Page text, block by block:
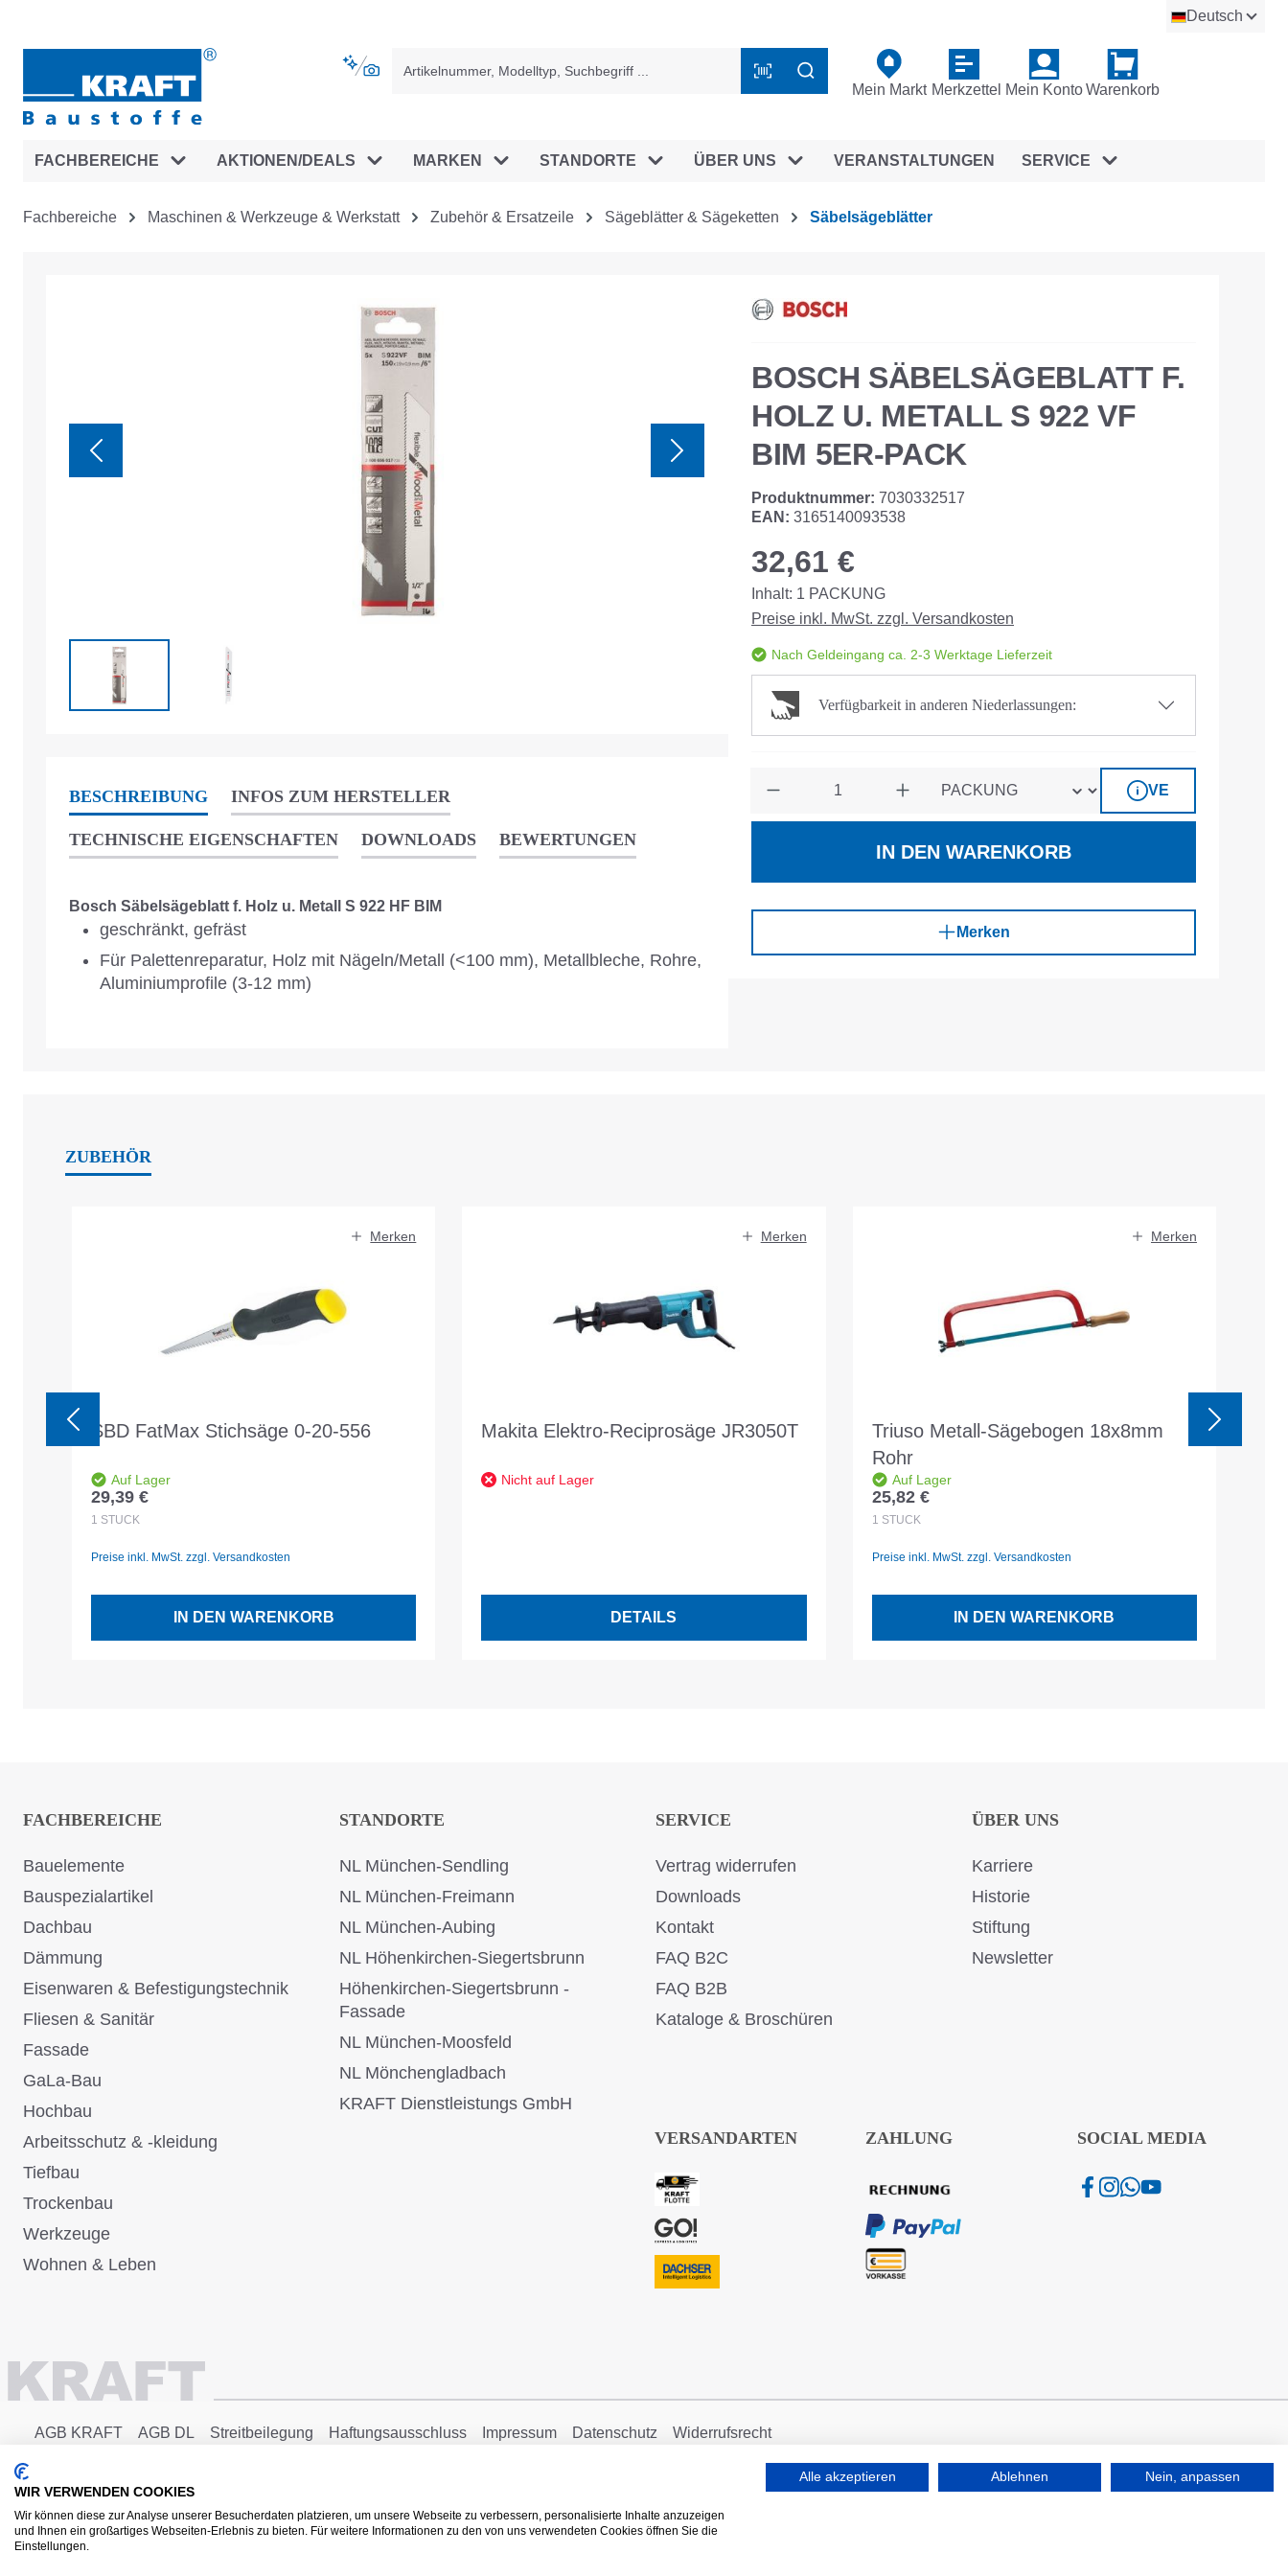
Deutsch
Mein Markt Merkzettel Mein KontoWarenkorb
FACHBEREICHE AKTIONEN/DEALS MARKEN STANDORTE ÜBER UNS VERANSTALTUNGEN SERVICE
Fachbereiche Maschinen & Werkzeuge & Werkstatt Zubehör & Ersatzeile Sägeblätter & Sägeketten Säbelsägeblätter
BESCHREIBUNG INFOS ZUM HERSTELLER
TECHNISCHE EIGENSCHAFTEN DOWNLOADS BEWERTUNGEN
Bosch Säbelsägeblatt f. Holz u. Metall S 922 HF BIM
geschränkt, gefräst
Für Palettenreparatur, Holz mit Nägeln/Metall (<100 mm), Metallbleche, Rohre,
Aluminiumprofile (3-12 mm)
BOSCH SÄBELSÄGEBLATT F.
HOLZ U. METALL S 922 VF
BIM 5ER-PACK
Produktnummer: 7030332517
EAN: 3165140093538
32,61 €
Inhalt: 1 PACKUNG
Preise inkl. MwSt. zzgl. Versandkosten
Nach Geldeingang ca. 2-3 Werktage Lieferzeit
Verfügbarkeit in anderen Niederlassungen:
VE
IN DEN WARENKORB
Merken
ZUBEHÖR
Merken
SBD FatMax Stichsäge 0-20-556
Auf Lager
Regulärer Preis:
29,39 €
1 STÜCK
Preise inkl. MwSt. zzgl. Versandkosten
IN DEN WARENKORB
Merken
Makita Elektro-Reciprosäge JR3050T
Nicht auf Lager
DETAILS
Merken
Triuso Metall-Sägebogen 18x8mm
Rohr
Auf Lager
Regulärer Preis:
25,82 €
1 STÜCK
Preise inkl. MwSt. zzgl. Versandkosten
IN DEN WARENKORB
FACHBEREICHE
Bauelemente
Bauspezialartikel
Dachbau
Dämmung
Eisenwaren & Befestigungstechnik
Fliesen & Sanitär
Fassade
GaLa-Bau
Hochbau
Arbeitsschutz & -kleidung
Tiefbau
Trockenbau
Werkzeuge
Wohnen & Leben
STANDORTE
NL München-Sendling
NL München-Freimann
NL München-Aubing
NL Höhenkirchen-Siegertsbrunn
Höhenkirchen-Siegertsbrunn -
Fassade
NL München-Moosfeld
NL Mönchengladbach
KRAFT Dienstleistungs GmbH
SERVICE
Vertrag widerrufen
Downloads
Kontakt
FAQ B2C
FAQ B2B
Kataloge & Broschüren
ÜBER UNS
Karriere
Historie
Stiftung
Newsletter
VERSANDARTEN ZAHLUNG SOCIAL MEDIA
AGB KRAFT AGB DL Streitbeilegung Haftungsausschluss Impressum Datenschutz Widerrufsrecht
WIR VERWENDEN COOKIES
Wir können diese zur Analyse unserer Besucherdaten platzieren, um unsere Webseite zu verbessern, personalisierte Inhalte anzuzeigen
und Ihnen ein großartiges Webseiten-Erlebnis zu bieten. Für weitere Informationen zu den von uns verwendeten Cookies öffnen Sie die
Einstellungen.
Alle akzeptieren Ablehnen Nein, anpassen